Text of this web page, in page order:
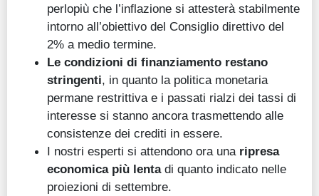
perlopiù che l’inflazione si attesterà stabilmente
intorno all’obiettivo del Consiglio direttivo del
2% a medio termine.
Le condizioni di finanziamento restano
stringenti, in quanto la politica monetaria
permane restrittiva e i passati rialzi dei tassi di
interesse si stanno ancora trasmettendo alle
consistenze dei crediti in essere.
I nostri esperti si attendono ora una ripresa
economica più lenta di quanto indicato nelle
proiezioni di settembre.